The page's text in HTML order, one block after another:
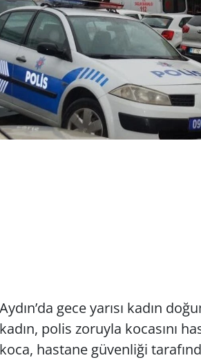
Aydın’da gece yarısı kadın
kadın, polis zoruyla kocasını
koca, hastane güvenliği